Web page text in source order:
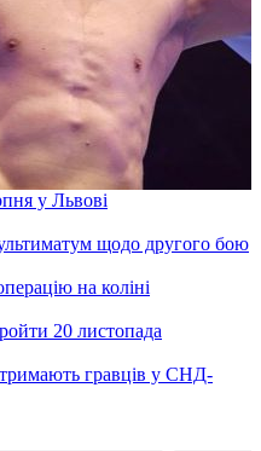
у Львові
щодо другого бою
на коліні
20 листопада
гравців у СНД-